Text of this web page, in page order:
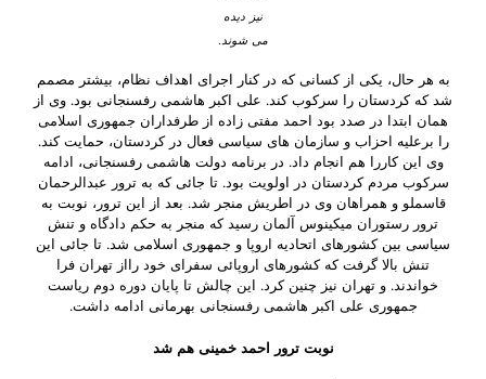
نیز دیده
می شوند.
به هر حال، یکی از کسانی که در کنار اجرای اهداف نظام، بیشتر مصمم
شد که کردستان را سرکوب کند. علی اکبر هاشمی رفسنجانی بود. وی از
همان ابتدا در صدد بود احمد مفتی زاده از طرفداران جمهوری اسلامی
را برعلیه احزاب و سازمان های سیاسی فعال در کردستان، حمایت کند.
وی این کاررا هم انجام داد. در برنامه دولت هاشمی رفسنجانی، ادامه
سرکوب مردم کردستان در اولویت بود. تا جائی که به ترور عبدالرحمان
قاسملو و همراهان وی در اطریش منجر شد. بعد از این ترور، نوبت به
ترور رستوران میکینوس آلمان رسید که منجر به حکم دادگاه و تنش
سیاسی بین کشورهای اتحادیه اروپا و جمهوری اسلامی شد. تا جائی این
تنش بالا گرفت که کشورهای اروپائی سفرای خود رااز تهران فرا
خواندند. و تهران نیز چنین کرد. این چالش تا پایان دوره دوم ریاست
جمهوری علی اکبر هاشمی رفسنجانی بهرمانی ادامه داشت.
نوبت ترور احمد خمینی هم شد